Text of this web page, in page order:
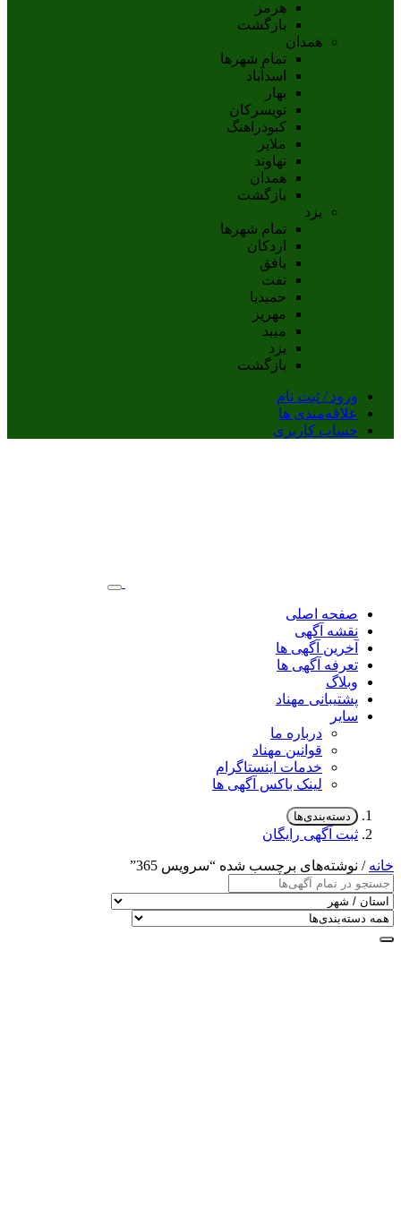
هرمز
بازگشت
همدان
تمام شهر‌ها
اسدآباد
بهار
تويسرکان
کبودراهنگ
ملاير
نهاوند
همدان
بازگشت
یزد
تمام شهر‌ها
اردکان
بافق
تفت
حميديا
مهریز
ميبد
يزد
بازگشت
ورود / ثبت نام
علاقه‌مندی ها
حساب کاربری
صفحه اصلی
نقشه آگهی
آخرین آگهی ها
تعرفه آگهی ها
وبلاگ
پشتیبانی مهناد
سایر
درباره ما
قوانین مهناد
خدمات اینستاگرام
لینک باکس آگهی ها
دسته‌بندی‌ها
ثبت آگهی رایگان
خانه / نوشته‌های برچسب شده “سرویس 365”